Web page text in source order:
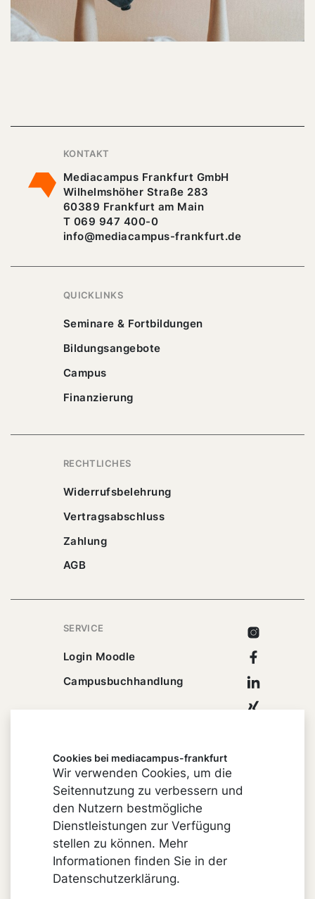
KONTAKT
Mediacampus Frankfurt GmbH
Wilhelmshöher Straße 283
60389 Frankfurt am Main
T 069 947 400-0
info@mediacampus-frankfurt.de
QUICKLINKS
Seminare & Fortbildungen
Bildungsangebote
Campus
Finanzierung
RECHTLICHES
Widerrufsbelehrung
Vertragsabschluss
Zahlung
AGB
SERVICE
Login Moodle
Campusbuchhandlung
Instagram
Facebook
Linkedin
Xing
Impressum
Cookie-Einstellungen
Datenschutz
Barrierefreiheit
Cookies bei mediacampus-frankfurt
Wir verwenden Cookies, um die
Seitennutzung zu verbessern und
den Nutzern bestmögliche
Dienstleistungen zur Verfügung
stellen zu können. Mehr
Informationen finden Sie in der
Datenschutzerklärung.